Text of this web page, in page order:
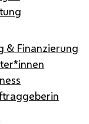
& Finanzierung